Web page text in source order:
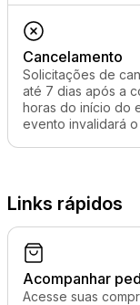
Cancelamento
Solicitações de
até 7 dias após a
horas do início do
evento invalidará
Links rápidos
Acompanhar
Acesse suas